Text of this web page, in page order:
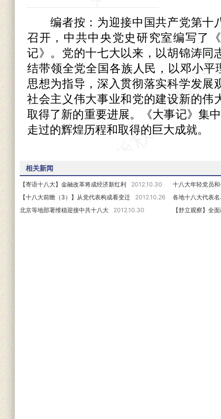
编者按：为迎接中国共产党第十
召开，中共中央党史研究室编写了
记》。党的十七大以来，以胡锦涛同
结带领全党全国各族人民，以邓小平
思想为指导，深入贯彻落实科学发展
社会主义伟大事业和党的建设新的伟
取得了新的重要进展。《大事记》集
走过的辉煌历程和取得的巨大成就。
相关新闻
【寄语十八大】金融改革将成经济新红利 2012.10.30
十八大年轻党员
【十八大前瞻（3）】从党代表构成看变迁
2012.10.26
各地十八大代表
北京等地部署维稳迎接中共十八大
2012.10.30 【舒立观察】全